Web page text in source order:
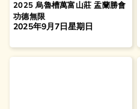
2025 烏魯槽萬富山莊 盂蘭勝會
功德無限
2025年9月7日星期日